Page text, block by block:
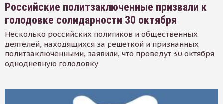
Российские политзаключенные призвали к
голодовке солидарности 30 октября
Несколько российских политиков и общественных
деятелей, находящихся за решеткой и признанных
политзаключенными, заявили, что проведут 30 октября
однодневную голодовку